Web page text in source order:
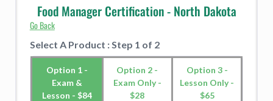
Food Manager Certification - North Dakota
Go Back
Select A Product : Step 1 of 2
Option 1 -
Exam &
Lesson - $84
Option 2 -
Exam Only -
$28
Option 3 -
Lesson Only -
$65